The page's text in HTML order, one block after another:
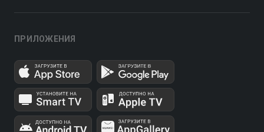
ПРИЛОЖЕНИЯ